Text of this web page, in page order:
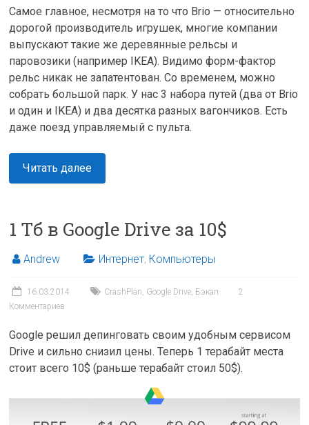
Самое главное, несмотря на то что Brio — относительно
дорогой производитель игрушек, многие компании
выпускают такие же деревянные рельсы и
паровозики (например IKEA). Видимо форм-фактор
рельс никак не запатентован. Со временем, можно
собрать большой парк. У нас 3 набора путей (два от Brio
и один и IKEA) и два десятка разных вагончиков. Есть
даже поезд управляемый с пульта.
Читать далее
1 Тб в Google Drive за 10$
Andrew Интернет, Компьютеры
16.03.2014 CrashPlan, Google Drive, Бэкап
2
Комментариев
Google решил депинговать своим удобным сервисом
Drive и сильно снизил цены. Теперь 1 терабайт места
стоит всего 10$ (раньше терабайт стоил 50$).